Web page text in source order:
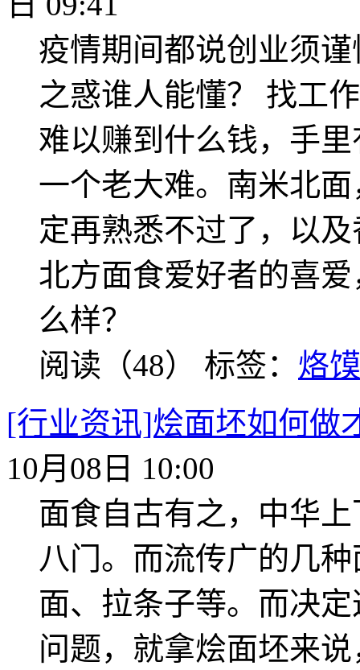
疫情期间都说创业须
之惑谁人能懂？ 找工
难以赚到什么钱，手
一个老大难。南米北
定再熟悉不过了，以
北方面食爱好者的喜
么样？
阅读（48） 标签： 烙
[行业资讯]烩面坯如何做
10月08日 10:00
面食自古有之，中华
八门。而流传广的几
面、拉条子等。而决
问题，就拿烩面坯来